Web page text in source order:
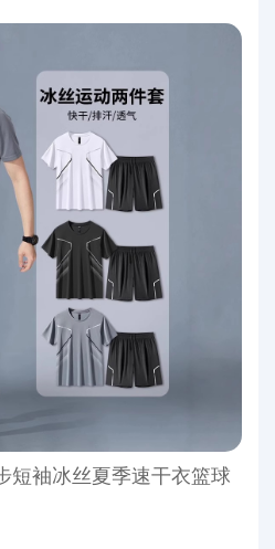
短袖冰丝夏季速干衣篮球